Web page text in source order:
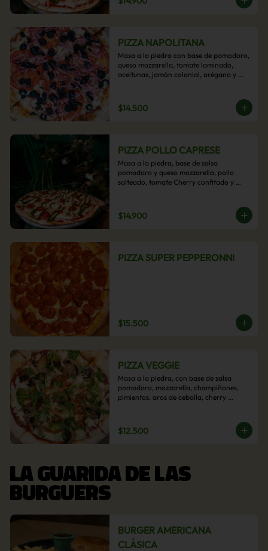
PIZZA NAPOLITANA
Masa a la piedra con base de pomodoro,
queso mozzarella, tomate laminado,
aceitunas, jamón colonial, orégano y
$14.500
PIZZA POLLO CAPRESE
Masa a la piedra, base de salsa
pomodoro y queso mozzarella, pollo
salteado, tomate Cherry confitado y
$14.900
PIZZA SUPER PEPPERONNI
$15.500
PIZZA VEGGIE
Masa a la piedra, con base de salsa
pomodoro, mozzarella, champiñones,
pimientos, aros de cebolla, cherry
$12.500
LA GUARIDA DE LAS
BURGUERS
BURGER AMERICANA
CLÁSICA